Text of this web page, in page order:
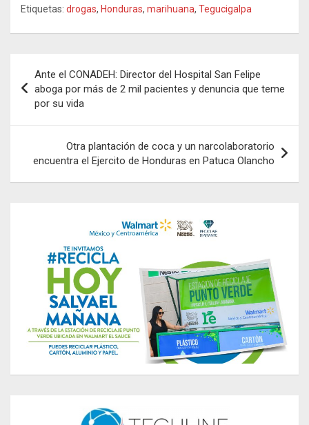
Etiquetas: drogas, Honduras, marihuana, Tegucigalpa
de
entradas
Ante el CONADEH: Director del Hospital San Felipe
aboga por más de 2 mil pacientes y denuncia que teme
por su vida
Otra plantación de coca y un narcolaboratorio
encuentra el Ejercito de Honduras en Patuca Olancho